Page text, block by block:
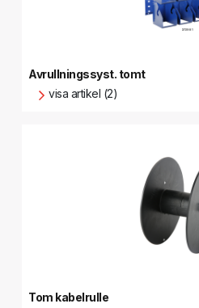
Avrullningssyst. tomt
visa artikel (2)
Tom kabelrulle